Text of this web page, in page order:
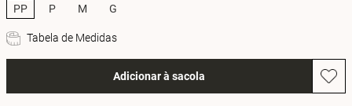
PP P M G
Tabela de Medidas
Adicionar à sacola